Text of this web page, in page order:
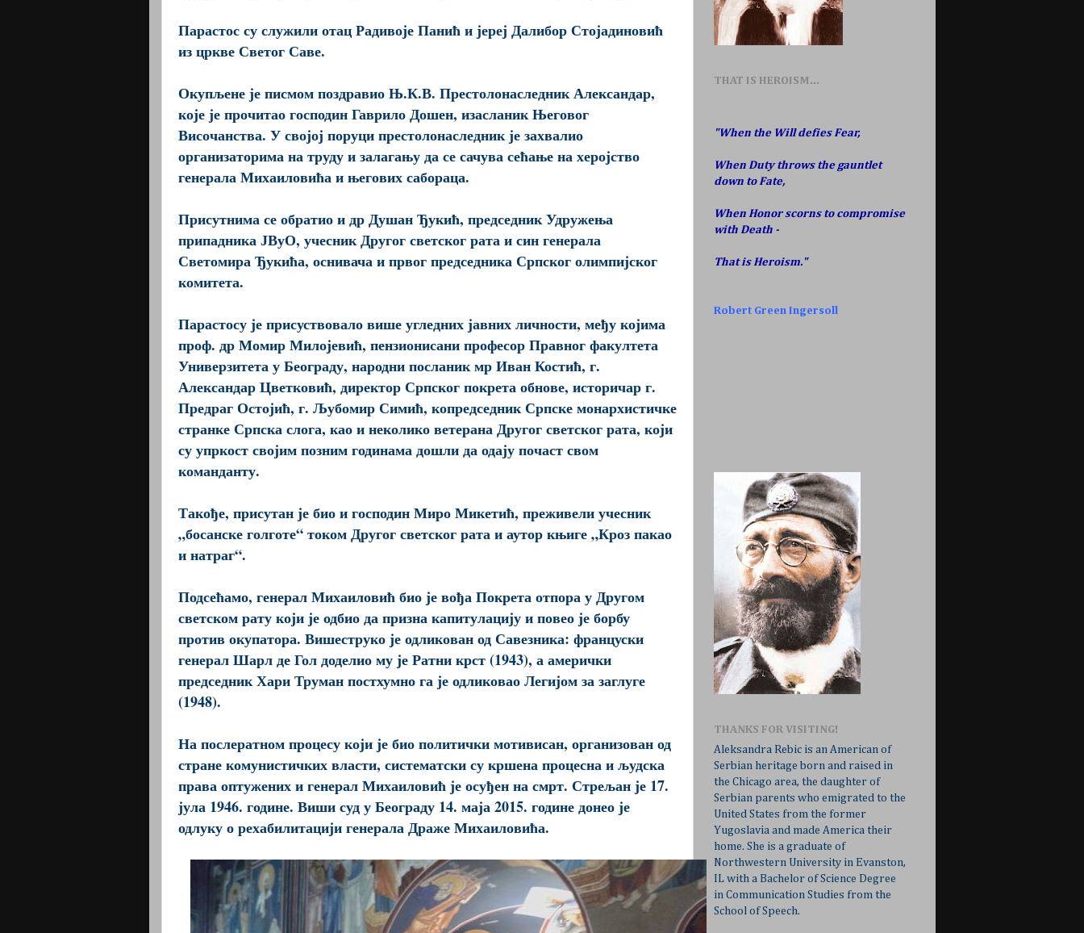
Парастос су служили отац Радивоје Панић и јереј Далибор Стојадиновић
из цркве Светог Саве.
Окупљене је писмом поздравио Њ.К.В. Престолонаследник Александар,
које је прочитао господин Гаврило Дошен, изасланик Његовог
Височанства. У својој поруци престолонаследник је захвалио
организаторима на труду и залагању да се сачува сећање на херојство
генерала Михаиловића и његових сабораца.
Присутнима се обратио и др Душан Ђукић, председник Удружења
припадника ЈВуО, учесник Другог светског рата и син генерала
Светомира Ђукића, оснивача и првог председника Српског олимпијског
комитета.
Парастосу је присуствовало више угледних јавних личности, међу којима
проф. др Момир Милојевић, пензионисани професор Правног факултета
Универзитета у Београду, народни посланик мр Иван Костић, г.
Александар Цветковић, директор Српског покрета обнове, историчар г.
Предраг Остојић, г. Љубомир Симић, копредседник Српске монархистичке
странке Српска слога, као и неколико ветерана Другог светског рата, који
су упркост својим позним годинама дошли да одају почаст свом
команданту.
Такође, присутан је био и господин Миро Микетић, преживели учесник
„босанске голготе“ током Другог светског рата и аутор књиге „Кроз пакао
и натраг“.
Подсећамо, генерал Михаиловић био је вођа Покрета отпора у Другом
светском рату који је одбио да призна капитулацију и повео је борбу
против окупатора. Вишеструко је одликован од Савезника: француски
генерал Шарл де Гол доделио му је Ратни крст (1943), а амерички
председник Хари Труман постхумно га је одликовао Легијом за заглуге
(1948).
На послератном процесу који је био политички мотивисан, организован од
стране комунистичких власти, систематски су кршена процесна и људска
права оптужених и генерал Михаиловић је осуђен на смрт. Стрељан је 17.
јула 1946. године. Виши суд у Београду 14. маја 2015. године донео је
одлуку о рехабилитацији генерала Драже Михаиловића.
THAT IS HEROISM...
"When the Will defies Fear,
When Duty throws the gauntlet
down to Fate,
When Honor scorns to compromise
with Death -
That is Heroism."
Robert Green Ingersoll
THANKS FOR VISITING!
Aleksandra Rebic is an American of
Serbian heritage born and raised in
the Chicago area, the daughter of
Serbian parents who emigrated to the
United States from the former
Yugoslavia and made America their
home. She is a graduate of
Northwestern University in Evanston,
IL with a Bachelor of Science Degree
in Communication Studies from the
School of Speech.